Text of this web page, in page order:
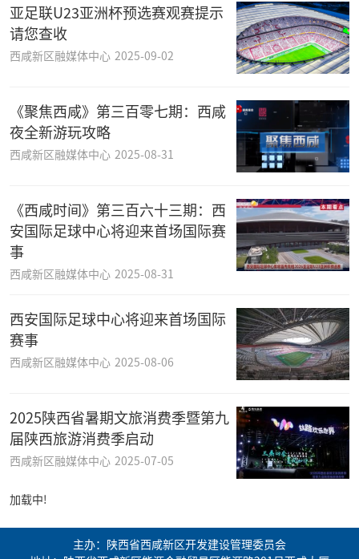
亚足联U23亚洲杯预选赛观赛提示
请您查收
西咸新区融媒体中心 2025-09-02
《聚焦西咸》第三百零七期：西咸
夜全新游玩攻略
西咸新区融媒体中心 2025-08-31
《西咸时间》第三百六十三期：西
安国际足球中心将迎来首场国际赛
事
西咸新区融媒体中心 2025-08-31
西安国际足球中心将迎来首场国际
赛事
西咸新区融媒体中心 2025-08-06
2025陕西省暑期文旅消费季暨第九
届陕西旅游消费季启动
西咸新区融媒体中心 2025-07-05
加载中!
主办：陕西省西咸新区开发建设管理委员会